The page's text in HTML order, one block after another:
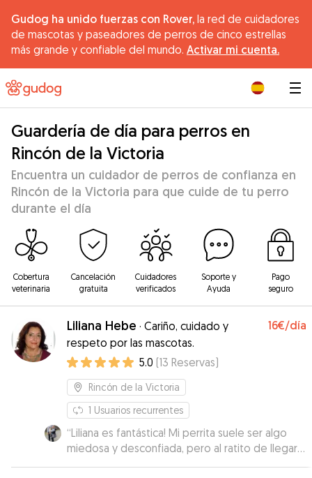
Gudog ha unido fuerzas con Rover, la red de cuidadores
de mascotas y paseadores de perros de cinco estrellas
más grande y confiable del mundo. Activar mi cuenta.
Guardería de día para perros en
Rincón de la Victoria
Encuentra un cuidador de perros de confianza en
Rincón de la Victoria para que cuide de tu perro
durante el día
Cobertura
veterinaria
Cancelación
gratuita
Cuidadores
verificados
Soporte y
Ayuda
Pago
seguro
Liliana Hebe · Cariño, cuidado y
respeto por las mascotas.
16€/día
5.0 (13 Reservas)
Rincón de la Victoria
1 Usuarios recurrentes
“Liliana es fantástica! Mi perrita suele ser algo
miedosa y desconfiada, pero al ratito de llegar
ya estaba súper cómoda! :) me ha encantado el